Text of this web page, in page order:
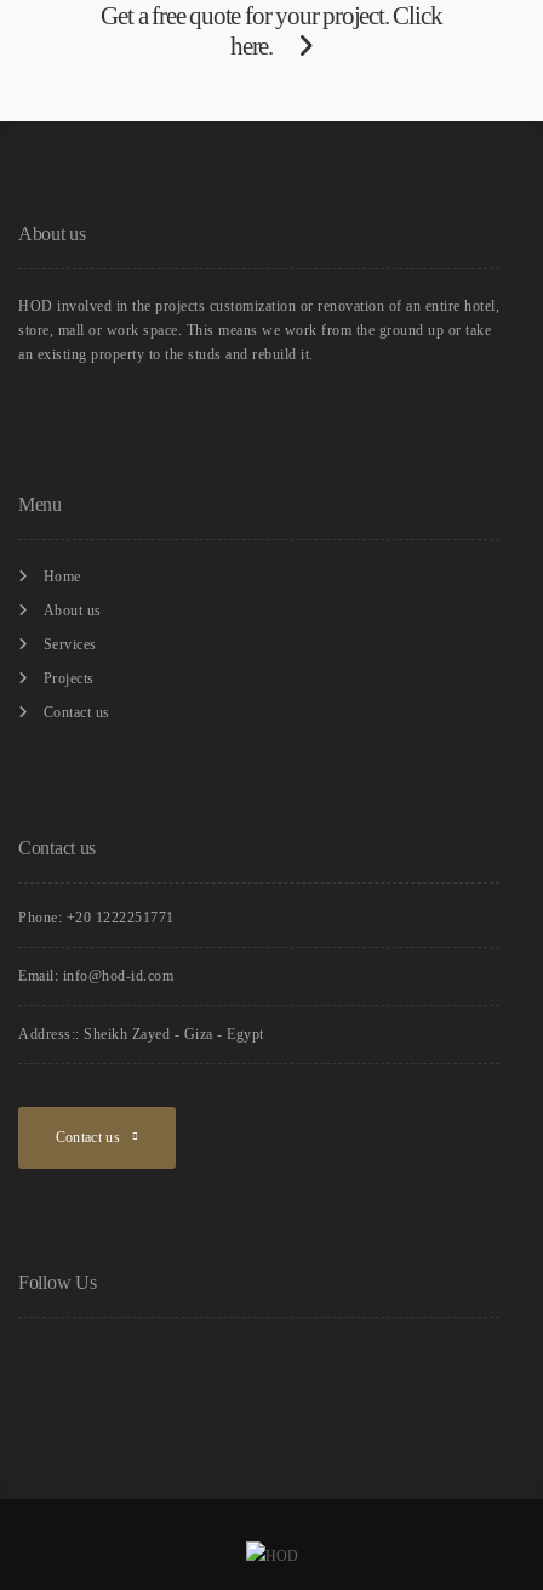
Get a free quote for your project. Click
here.
About us
HOD involved in the projects customization or renovation of an entire hotel,
store, mall or work space. This means we work from the ground up or take
an existing property to the studs and rebuild it.
Menu
Home
About us
Services
Projects
Contact us
Contact us
Phone: +20 1222251771
Email: info@hod-id.com
Address:: Sheikh Zayed - Giza - Egypt
Contact us
Follow Us